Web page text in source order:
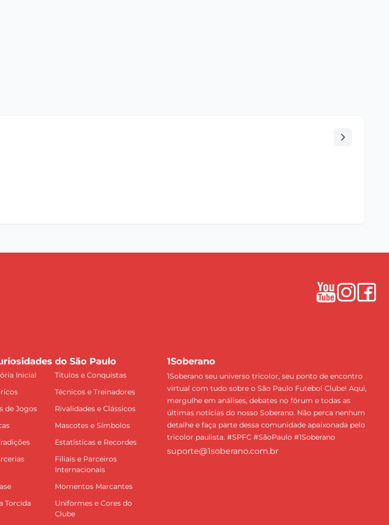
do São Paulo
Inicial
Títulos e Conquistas
Técnicos e Treinadores
de Jogos
Rivalidades e Clássicos
Mascotes e Símbolos
Estatísticas e Recordes
Filiais e Parceiros
Internacionais
Momentos Marcantes
Torcida
Uniformes e Cores do
Clube
1Soberano
1Soberano seu universo tricolor, seu ponto de encontro
virtual com tudo sobre o São Paulo Futebol Clube! Aqui,
mergulhe em análises, debates no fórum e todas as
últimas notícias do nosso Soberano. Não perca nenhum
detalhe e faça parte dessa comunidade apaixonada pelo
tricolor paulista. #SPFC #SãoPaulo #1Soberano
suporte@1soberano.com.br